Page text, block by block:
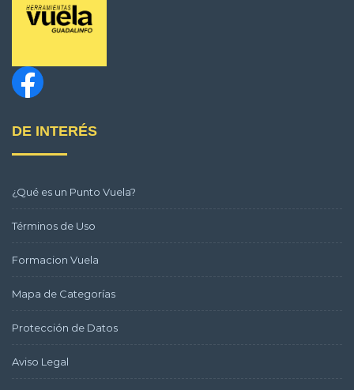
DE INTERÉS
¿Qué es un Punto Vuela?
Términos de Uso
Formacion Vuela
Mapa de Categorías
Protección de Datos
Aviso Legal